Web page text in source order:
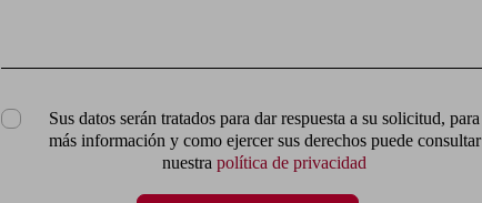
Sus datos serán tratados para dar respuesta a su solicitud, para
más información y como ejercer sus derechos puede consultar
nuestra política de privacidad